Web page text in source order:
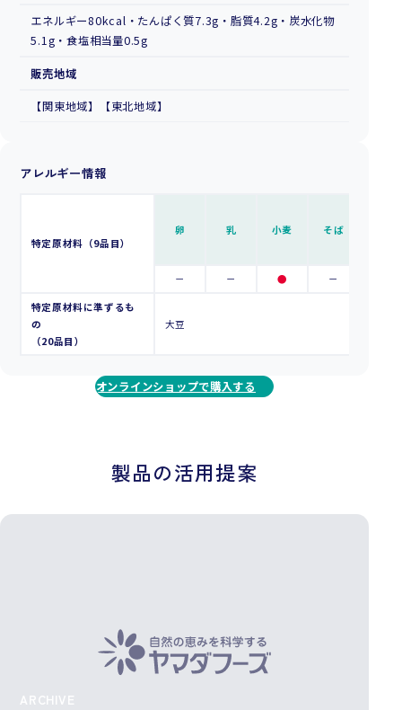
エネルギー80kcal・たんぱく質7.3g・脂質4.2g・炭水化物
5.1g・食塩相当量0.5g
販売地域
【関東地域】【東北地域】
アレルギー情報
特定原材料（9品目）
卵 乳 小麦 そば
－ － ● －
特定原材料に準ずるも
の
（20品目）
大豆
オンラインショップで購入する
製品の活用提案
ARCHIVE